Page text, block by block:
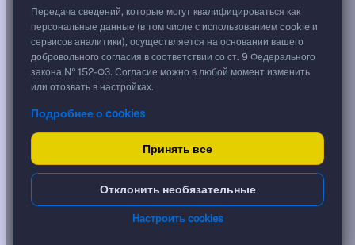
Рейтинг
AA
Тип
Корпоративная
Флоатер
Доходность и цена
YTM от Мосбиржи
Реальная доходность (с инфляцией)
Срок обращения, лет
0
Ближайшая дата
07.04.2026
Спред к кривой Свенсона
?
Передача сведений, которые могут квалифицироваться как
персональные данные (в том числе с использованием cookie и
сервисов аналитики), осуществляется на основании вашего
добровольного согласия в соответствии со ст. 9 Федерального
закона № 152-ФЗ. Согласие можно в любой момент изменить
или отозвать в настройках.
Подробнее о cookies
Принять все
Отклонить необязательные
Настроить cookies